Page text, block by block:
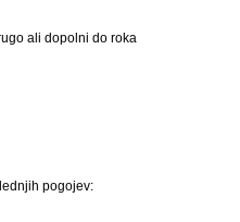
ali dopolni do roka
pogojev: